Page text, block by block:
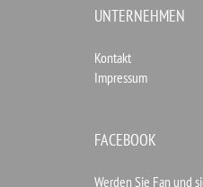
UNTERNEHMEN
Kontakt
Impressum
FACEBOOK
Werden Sie Fan und